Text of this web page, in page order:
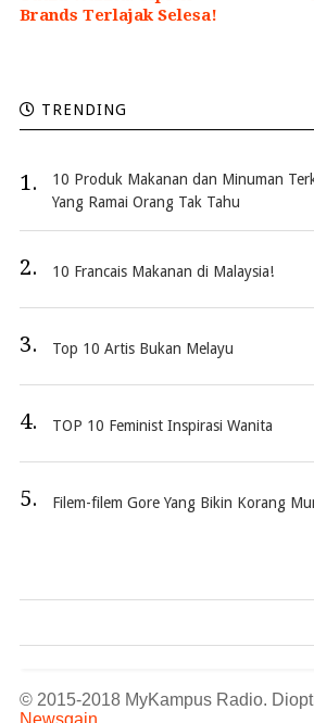
Brands Terlajak Selesa!
TRENDING
1.
10 Produk Makanan dan Minuman
Yang Ramai Orang Tak Tahu
2. 10 Francais Makanan di Malaysia!
3. Top 10 Artis Bukan Melayu
4. TOP 10 Feminist Inspirasi Wanita
5. Filem-filem Gore Yang Bikin Korang
© 2015-2018 MyKampus Radio.